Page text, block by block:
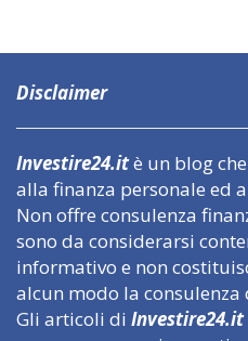
Disclaimer
Investire24.itè un blog
alla finanza personale ed
Non offre consulenza
sono da considerarsi
informativo e non
alcun modo la consulenza
Gli articoli di Investire24.it